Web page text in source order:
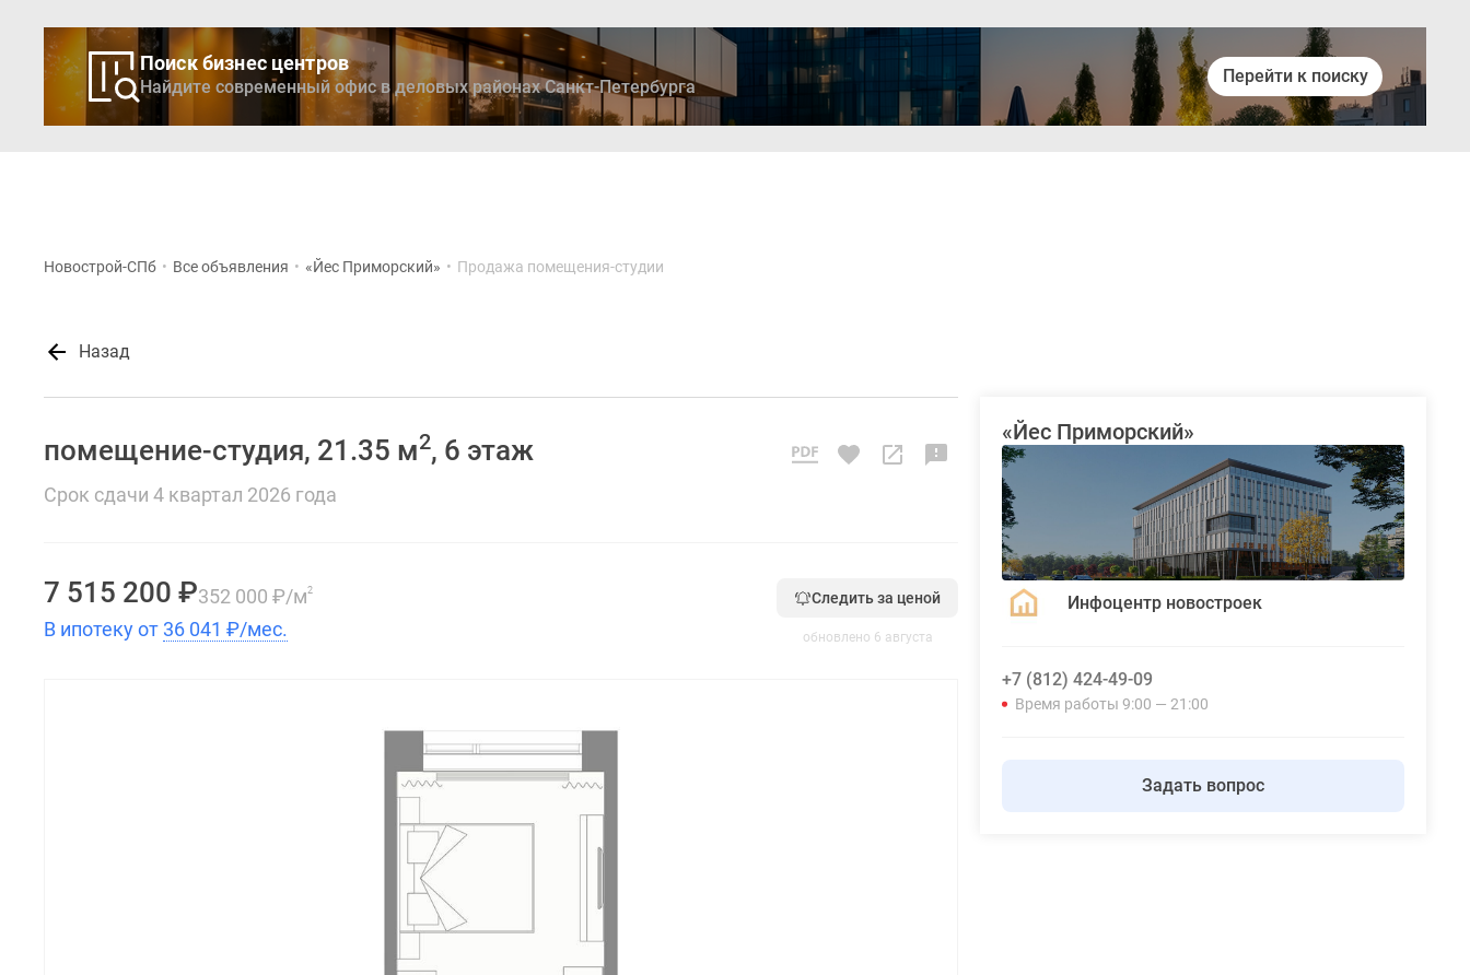
Поиск бизнес центров
Найдите современный офис в деловых районах Санкт-Петербурга
Перейти к поиску
Новострой-СПб • Все объявления • «Йес Приморский» • Продажа помещения-студии
Назад
помещение-студия, 21.35 м2, 6 этаж
Срок сдачи 4 квартал 2026 года
7 515 200 ₽352 000 ₽/м2
В ипотеку от 36 041 ₽/мес.
Следить за ценой
обновлено 6 августа
«Йес Приморский»
Инфоцентр новостроек
+7 (812) 424-49-09
Время работы 9:00 — 21:00
Задать вопрос